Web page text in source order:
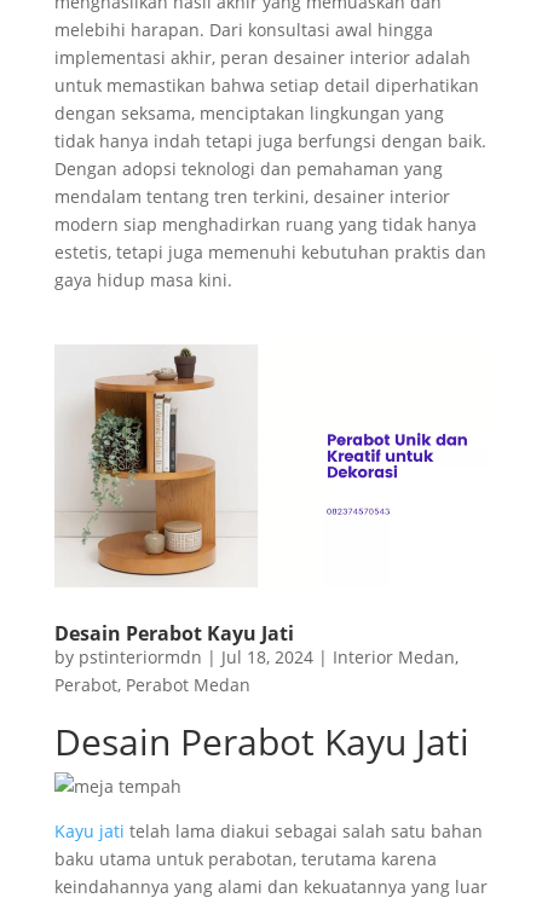
melebihi harapan. Dari konsultasi awal hingga
implementasi akhir, peran desainer interior adalah
untuk memastikan bahwa setiap detail diperhatikan
dengan seksama, menciptakan lingkungan yang
tidak hanya indah tetapi juga berfungsi dengan baik.
Dengan adopsi teknologi dan pemahaman yang
mendalam tentang tren terkini, desainer interior
modern siap menghadirkan ruang yang tidak hanya
estetis, tetapi juga memenuhi kebutuhan praktis dan
gaya hidup masa kini.
Desain Perabot Kayu Jati
by pstinteriormdn | Jul 18, 2024| Interior Medan,
Perabot, Perabot Medan
Desain Perabot Kayu Jati
Kayu jati telah lama diakui sebagai salah satu bahan
baku utama untuk perabotan, terutama karena
keindahannya yang alami dan kekuatannya yang luar